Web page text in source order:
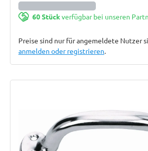
60 Stückverfügbar bei unseren
Preise sind nur für angemeldete Nutzer
anmelden oder registrieren.